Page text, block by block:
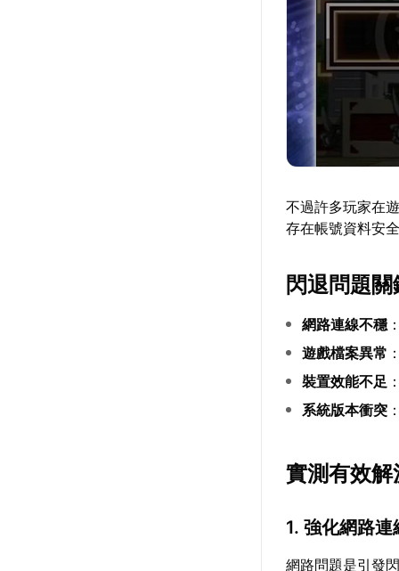
不過許多玩家在
存在帳號資料安
閃退問題
網路連線不穩
遊戲檔案異常
裝置效能不足
系統版本衝突
實測有效解
1. 強化網路連
網路問題是引發